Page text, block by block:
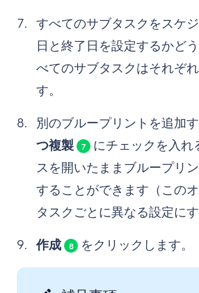
すべてのサブタスクをスケ
日と終了日を設定するかど
べてのサブタスクはそれぞ
す。
別のブループリントを追加す
つ複製
7
にチェックを入れ
スを開いたままブループリ
することができます（この
タスクごとに異なる設定に
作成
8 をクリックします。